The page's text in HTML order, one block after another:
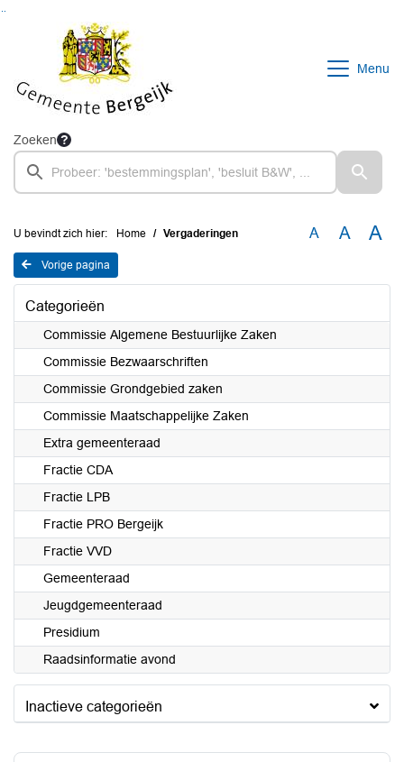
Ga naar de inhoud van deze pagina
Ga naar het zoeken
Menu
Zoeken
U bevindt zich hier: Home Vergaderingen A A A
Vorige pagina
Categorieën
Commissie Algemene Bestuurlijke Zaken
Commissie Bezwaarschriften
Commissie Grondgebied zaken
Commissie Maatschappelijke Zaken
Extra gemeenteraad
Fractie CDA
Fractie LPB
Fractie PRO Bergeijk
Fractie VVD
Gemeenteraad
Jeugdgemeenteraad
Presidium
Raadsinformatie avond
Inactieve categorieën